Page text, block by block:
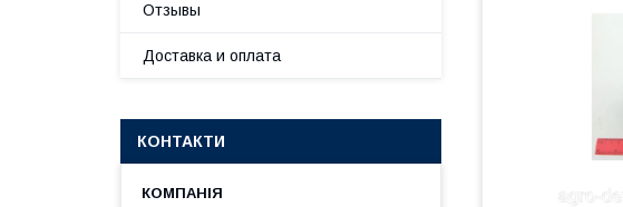
Отзывы
Доставка и оплата
КОНТАКТИ